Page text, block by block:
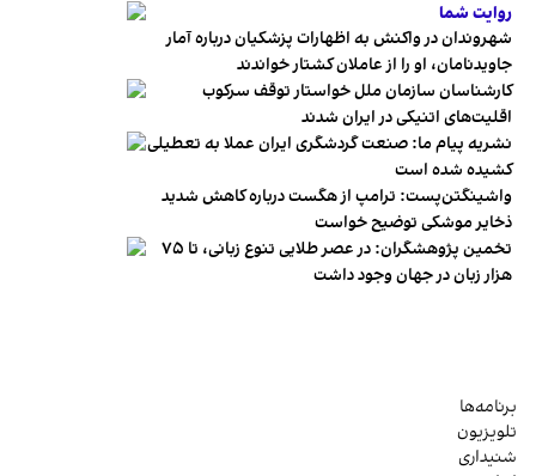
روایت شما
شهروندان در واکنش به اظهارات پزشکیان درباره آمار
جاویدنامان، او را از عاملان کشتار خواندند
کارشناسان سازمان ملل خواستار توقف سرکوب
اقلیت‌های اتنیکی در ایران شدند
نشریه پیام ما: صنعت گردشگری ایران عملا به تعطیلی
کشیده شده است
واشینگتن‌پست: ترامپ از هگست درباره کاهش شدید
ذخایر موشکی توضیح خواست
تخمین پژوهشگران: در عصر طلایی تنوع زبانی، تا ۷۵
هزار زبان در جهان وجود داشت
برنامه‌ها
تلویزیون
شنیداری